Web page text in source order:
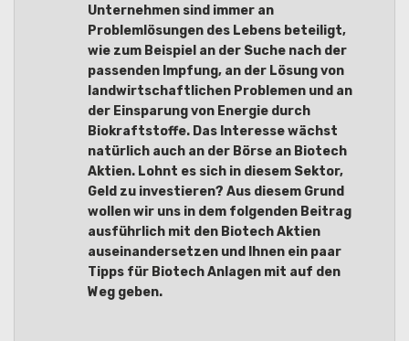
Unternehmen sind immer an
Problemlösungen des Lebens beteiligt,
wie zum Beispiel an der Suche nach der
passenden Impfung, an der Lösung von
landwirtschaftlichen Problemen und an
der Einsparung von Energie durch
Biokraftstoffe. Das Interesse wächst
natürlich auch an der Börse an Biotech
Aktien. Lohnt es sich in diesem Sektor,
Geld zu investieren? Aus diesem Grund
wollen wir uns in dem folgenden Beitrag
ausführlich mit den Biotech Aktien
auseinandersetzen und Ihnen ein paar
Tipps für Biotech Anlagen mit auf den
Weg geben.